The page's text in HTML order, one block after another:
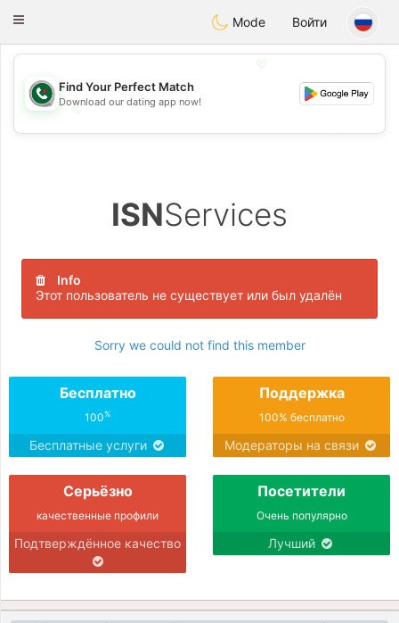
Weshrak
Toggle
Mode Войти
💖
💕
Find Your Perfect Match
Download our dating app now!
ISNServices
Info
Этот пользователь не существует или был удалён
Sorry we could not find this member
Бесплатно
100%
Бесплатные услуги
Поддержка
100% бесплатно
Модераторы на связи
Серьёзно
качественные профили
Подтверждённое качество
Посетители
Очень популярно
Лучший